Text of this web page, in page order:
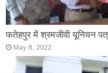
फतेहपुर में श्रमजीवी यूनियन
May 8, 2022